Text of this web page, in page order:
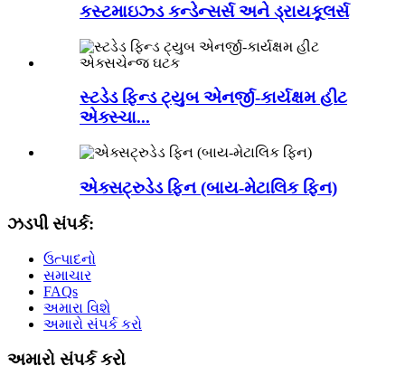
કસ્ટમાઇઝ્ડ કન્ડેન્સર્સ અને ડ્રાયકૂલર્સ
સ્ટડેડ ફિન્ડ ટ્યુબ એનર્જી-કાર્યક્ષમ હીટ
એક્સ્ચા...
એક્સટ્રુડેડ ફિન (બાય-મેટાલિક ફિન)
ઝડપી સંપર્ક:
ઉત્પાદનો
સમાચાર
FAQs
અમારા વિશે
અમારો સંપર્ક કરો
અમારો સંપર્ક કરો